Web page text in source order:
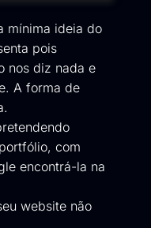
mínima ideia do
pois
nos diz nada e
A forma de
com
encontrá-la na
website não